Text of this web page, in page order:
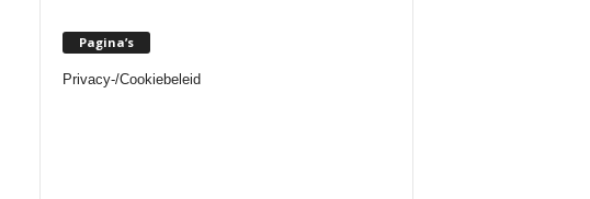
Pagina’s
Privacy-/Cookiebeleid